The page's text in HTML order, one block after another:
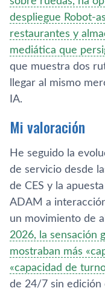
despliegue Robot-
restaurantes y
mediática que
que muestra dos
llegar al mismo
IA.
Mi valoración
He seguido la
de servicio desde
de CES y la
ADAM a
un movimiento de
2026, la sensación
mostraban más
«capacidad de
de 24/7 sin edición